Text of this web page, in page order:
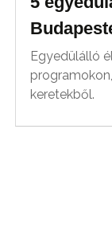
Egyedülálló
keretekből.